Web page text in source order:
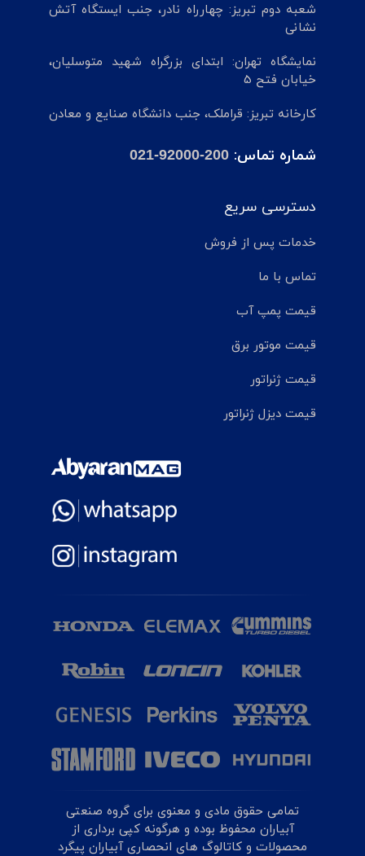
شعبه دوم تبریز: چهارراه نادر، جنب ایستگاه آتش
نشانی
نمایشگاه تهران: ابتدای بزرگراه شهید متوسلیان،
خیابان فتح 5
کارخانه تبریز: قراملک، جنب دانشگاه صنایع و معادن
شماره تماس: 021-92000-200
دسترسی سریع
خدمات پس از فروش
تماس با ما
قیمت پمپ آب
قیمت موتور برق
قیمت ژنراتور
قیمت دیزل ژنراتور
تمامی حقوق مادی و معنوی برای گروه صنعتی
آبیاران محفوظ بوده و هرگونه کپی برداری از
محصولات و کاتالوگ های انحصاری آبیاران پیگرد